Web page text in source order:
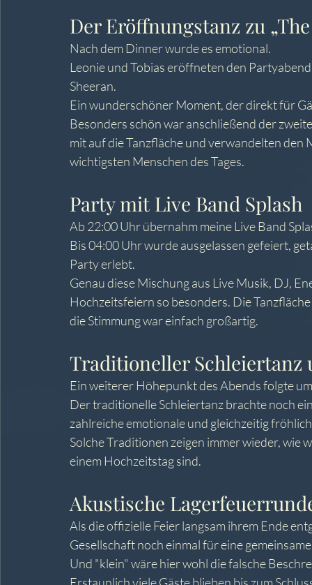
Der Eröffnungstanz zu
Nach dem Dinner wurde es emotional.
Leonie und Tobias eröffneten den
Sheeran.
Ein wunderschöner Moment, der direkt für
Besonders schön war anschließend der
mit auf die Tanzfläche und verwandelten
wichtigsten Menschen des Tages.
Party mit Live Band Splash
Ab 22:00 Uhr übernahm meine Live Band
Bis 04:00 Uhr wurde ausgelassen gefeiert,
Party erlebt.
Genau diese Mischung aus Live Musik, DJ,
Hochzeitsfeiern so besonders. Die
die Stimmung war einfach großartig.
Traditioneller Schleiertanz
Ein weiterer Höhepunkt des Abends folgte
Der traditionelle Schleiertanz brachte noch
zahlreiche emotionale und gleichzeitig
Solche Traditionen zeigen immer wieder, wie
einem Hochzeitstag sind.
Akustische
Als die offizielle Feier langsam ihrem Ende
Gesellschaft noch einmal für eine
Und "klein" wäre hier wohl die falsche